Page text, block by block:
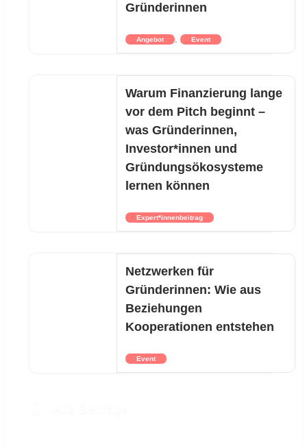
Gründerinnen
Angebot , Event
Warum Finanzierung lange
vor dem Pitch beginnt –
was Gründerinnen,
Investor*innen und
Gründungsökosysteme
lernen können
Expert*innenbeitrag
Netzwerken für
Gründerinnen: Wie aus
Beziehungen
Kooperationen entstehen
Event